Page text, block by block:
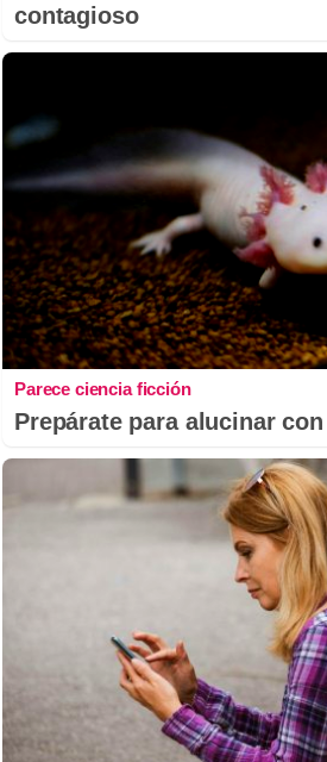
contagioso
Parece ciencia ficción
Prepárate para alucinar